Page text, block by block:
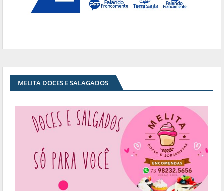
MELITA DOCES E SALAGADOS